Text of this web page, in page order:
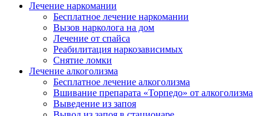
Лечение наркомании
Бесплатное лечение наркомании
Вызов нарколога на дом
Лечение от спайса
Реабилитация наркозависимых
Снятие ломки
Лечение алкоголизма
Бесплатное лечение алкоголизма
Вшивание препарата «Торпедо» от алкоголизма
Выведение из запоя